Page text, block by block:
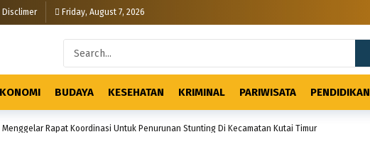
Disclimer Friday, August 7, 2026
BUDAYA KESEHATAN KRIMINAL PARIWISATA PENDIDIKAN
Menggelar Rapat Koordinasi Untuk Penurunan Stunting Di Kecamatan Kutai Timur